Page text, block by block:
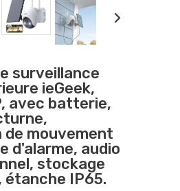
surveillance
ieGeek,
avec batterie,
mouvement
d'alarme, audio
stockage
étanche IP65.